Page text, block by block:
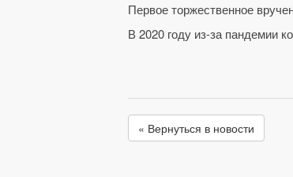
Первое торжественное
В 2020 году из-за пандемии
« Вернуться в новости